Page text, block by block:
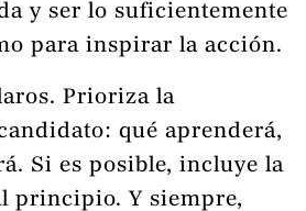
y ser lo suficientemente
para inspirar la acción.
Prioriza la
qué aprenderá,
Si es posible, incluye la
principio. Y siempre,